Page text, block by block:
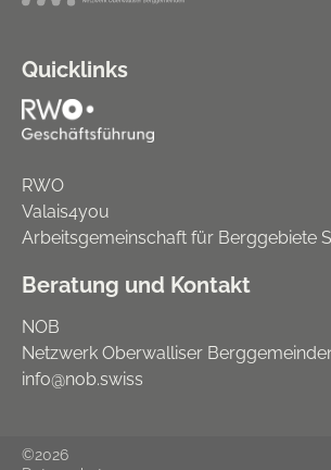
Quicklinks
RWO
Valais4you
Arbeitsgemeinschaft für Berggebiete
Beratung und Kontakt
NOB
Netzwerk Oberwalliser
info@nob.swiss
©2026